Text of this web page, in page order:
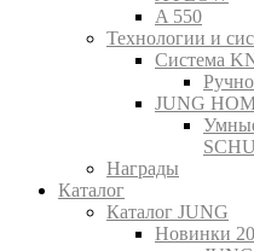
A 550
Технологии и
Система
JUNG
Награды
Каталог
Каталог JUNG
Новинки